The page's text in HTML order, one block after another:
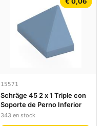
15571
Schräge 45 2 x 1 Triple con
Soporte de Perno Inferior
343 en stock